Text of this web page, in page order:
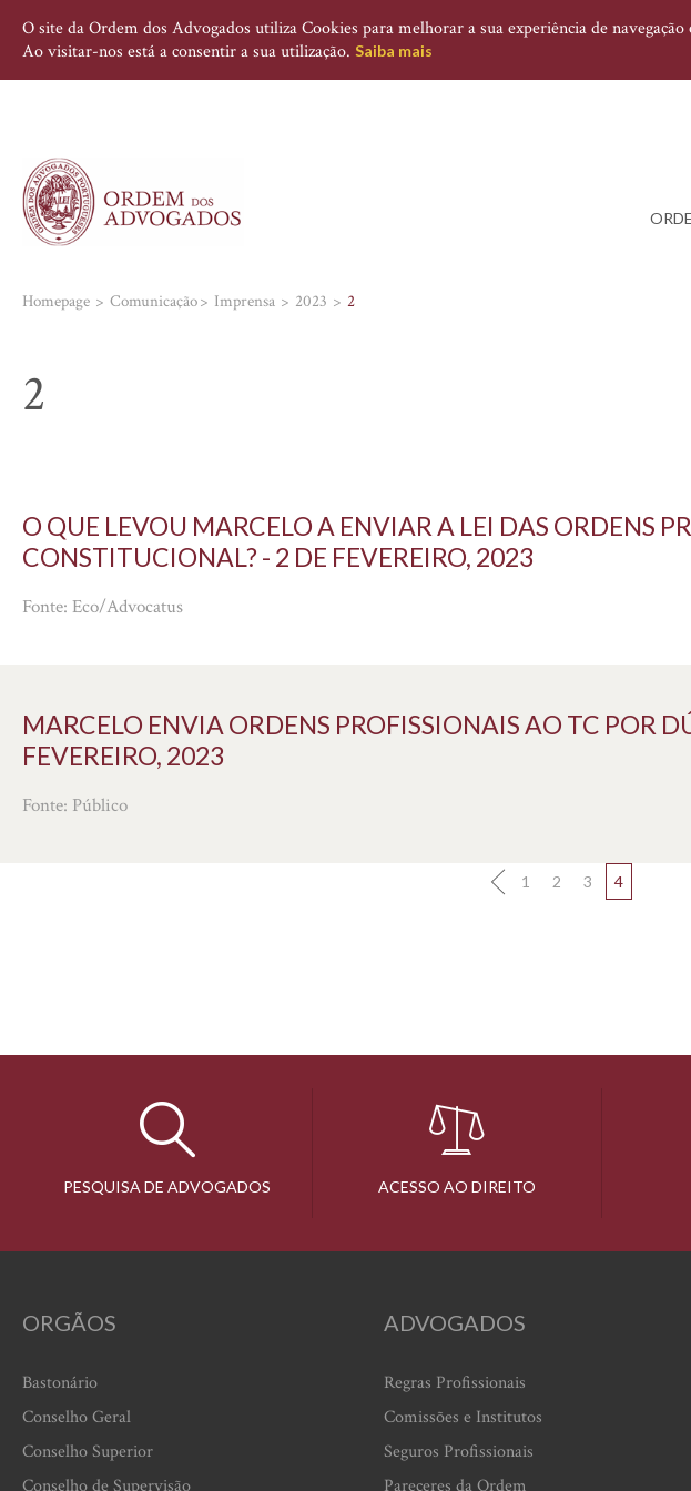
O site da Ordem dos Advogados utiliza Cookies para melhorar a sua experiência de navegação
Ao visitar-nos está a consentir a sua utilização. Saiba mais
Homepage Comunicação Imprensa 2023 2
2
O QUE LEVOU MARCELO A ENVIAR A LEI DAS ORDENS
CONSTITUCIONAL? - 2 DE FEVEREIRO, 2023
Fonte: Eco/Advocatus
MARCELO ENVIA ORDENS PROFISSIONAIS AO TC POR
FEVEREIRO, 2023
Fonte: Público
1 2 3 4
PESQUISA DE ADVOGADOS ACESSO AO DIREITO
ORGÃOS
Bastonário
Conselho Geral
Conselho Superior
Conselho de Supervisão
ADVOGADOS
Regras Profissionais
Comissões e Institutos
Seguros Profissionais
Pareceres da Ordem